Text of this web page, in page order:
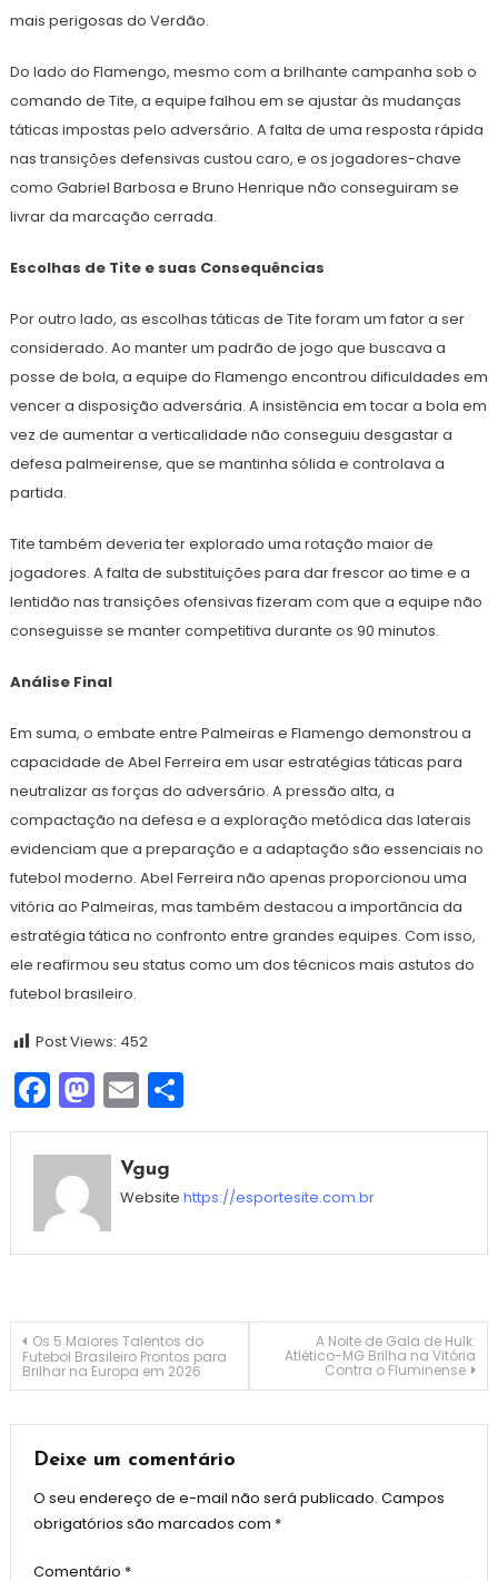
mais perigosas do Verdão.
Do lado do Flamengo, mesmo com a brilhante campanha sob o
comando de Tite, a equipe falhou em se ajustar às mudanças
táticas impostas pelo adversário. A falta de uma resposta rápida
nas transições defensivas custou caro, e os jogadores-chave
como Gabriel Barbosa e Bruno Henrique não conseguiram se
livrar da marcação cerrada.
Escolhas de Tite e suas Consequências
Por outro lado, as escolhas táticas de Tite foram um fator a ser
considerado. Ao manter um padrão de jogo que buscava a
posse de bola, a equipe do Flamengo encontrou dificuldades em
vencer a disposição adversária. A insistência em tocar a bola em
vez de aumentar a verticalidade não conseguiu desgastar a
defesa palmeirense, que se mantinha sólida e controlava a
partida.
Tite também deveria ter explorado uma rotação maior de
jogadores. A falta de substituições para dar frescor ao time e a
lentidão nas transições ofensivas fizeram com que a equipe não
conseguisse se manter competitiva durante os 90 minutos.
Análise Final
Em suma, o embate entre Palmeiras e Flamengo demonstrou a
capacidade de Abel Ferreira em usar estratégias táticas para
neutralizar as forças do adversário. A pressão alta, a
compactação na defesa e a exploração metódica das laterais
evidenciam que a preparação e a adaptação são essenciais no
futebol moderno. Abel Ferreira não apenas proporcionou uma
vitória ao Palmeiras, mas também destacou a importância da
estratégia tática no confronto entre grandes equipes. Com isso,
ele reafirmou seu status como um dos técnicos mais astutos do
futebol brasileiro.
Post Views: 452
Facebook
Mastodon
EmailShare
Vgug
Website https://esportesite.com.br
Navegação
de
Post
Os 5 Maiores Talentos do
Futebol Brasileiro Prontos para
Brilhar na Europa em 2026
A Noite de Gala de Hulk:
Atlético-MG Brilha na Vitória
Contra o Fluminense
Deixe um comentário
O seu endereço de e-mail não será publicado. Campos
obrigatórios são marcados com *
Comentário *